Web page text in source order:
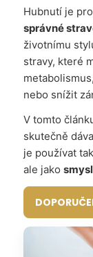
Hubnutí je
správné
životnímu
stravy, které
nebo snížit
V tomto
skutečně
je používat
ale jako